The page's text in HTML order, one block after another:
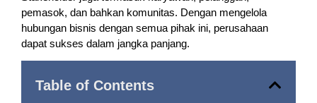
pemasok, dan bahkan komunitas. Dengan mengelola
hubungan bisnis dengan semua pihak ini, perusahaan
dapat sukses dalam jangka panjang.
Table of Contents